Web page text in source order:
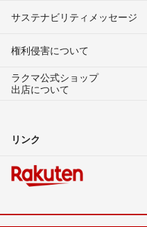
サステナビリティメッセージ
権利侵害について
ラクマ公式ショップ
出店について
リンク